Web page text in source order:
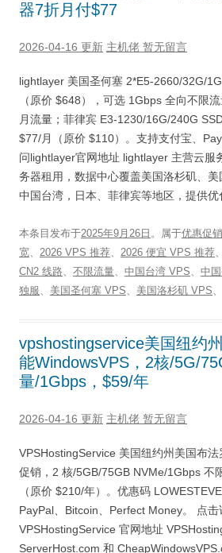
器7折月付$77
2026-04-16 更新 主机佬 暂无留言
lightlayer 美国圣何塞 2*E5-2660/32G/
（原价 $648），可选 1Gbps 全向不限
月流量；菲律宾 E3-1230/16G/240G
$77/月（原价 $110）。支持支付宝、
问lightlayer官网地址 lightlayer 主营云服
务器租用，数据中心覆盖美国洛杉矶、美
中国台湾，日本、菲律宾等地区，提供优
本条目发布于2025年9月26日 。属于优惠促销
宽、 2026 VPS 推荐、 2026 便宜 VPS 推荐、
CN2 线路、 不限流量、 中国台湾 VPS、 中
独服、 美国圣何塞 VPS、 美国洛杉矶 VPS、
vpshostingservice美国纽约
能WindowsVPS，2核/5G/
量/1Gbps，$59/年
2026-04-16 更新 主机佬 暂无留言
VPSHostingService 美国纽约州美国布
促销，2 核/5GB/75GB NVMe/1Gbps 不
（原价 $210/年）。优惠码
PayPal、Bitcoin、Perfect Money。 点击
VPSHostingService 官网地址
ServerHost.com 和